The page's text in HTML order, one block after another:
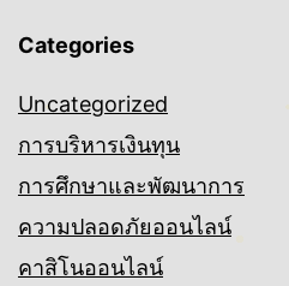
Categories
Uncategorized
การบริหารเงินทุน
การศึกษาและพัฒนาการ
ความปลอดภัยออนไลน์
คาสิโนออนไลน์